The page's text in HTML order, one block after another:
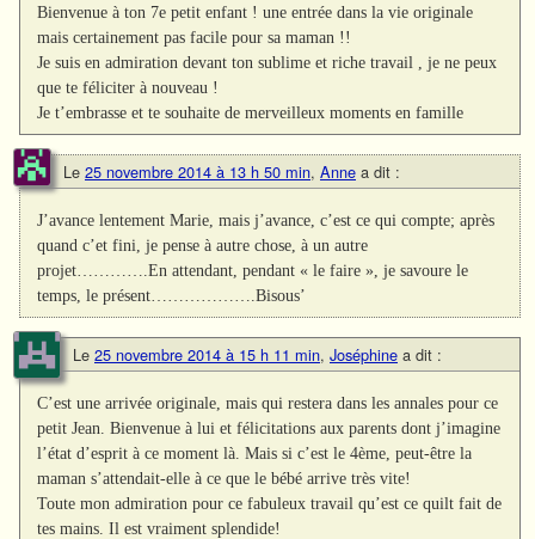
Bienvenue à ton 7e petit enfant ! une entrée dans la vie originale
mais certainement pas facile pour sa maman !!
Je suis en admiration devant ton sublime et riche travail , je ne peux
que te féliciter à nouveau !
Je t’embrasse et te souhaite de merveilleux moments en famille
Le 25 novembre 2014 à 13 h 50 min, Anne a dit :
J’avance lentement Marie, mais j’avance, c’est ce qui compte; après
quand c’et fini, je pense à autre chose, à un autre
projet………….En attendant, pendant « le faire », je savoure le
temps, le présent……………….Bisous’
Le 25 novembre 2014 à 15 h 11 min, Joséphine a dit :
C’est une arrivée originale, mais qui restera dans les annales pour ce
petit Jean. Bienvenue à lui et félicitations aux parents dont j’imagine
l’état d’esprit à ce moment là. Mais si c’est le 4ème, peut-être la
maman s’attendait-elle à ce que le bébé arrive très vite!
Toute mon admiration pour ce fabuleux travail qu’est ce quilt fait de
tes mains. Il est vraiment splendide!